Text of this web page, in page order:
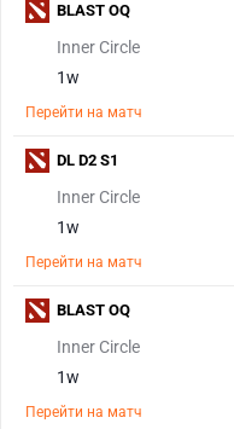
Inner Circle
1w
Перейти на матч
BLAST OQ
Inner Circle
1w
Перейти на матч
DL D2 S1
Inner Circle
1w
Перейти на матч
BLAST OQ